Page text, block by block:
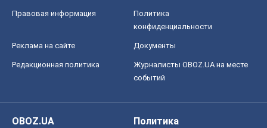
Правовая информация
Политика
конфиденциальности
Реклама на сайте Документы
Редакционная политика
Журналисты OBOZ.UA на месте
событий
OBOZ.UA
Политика